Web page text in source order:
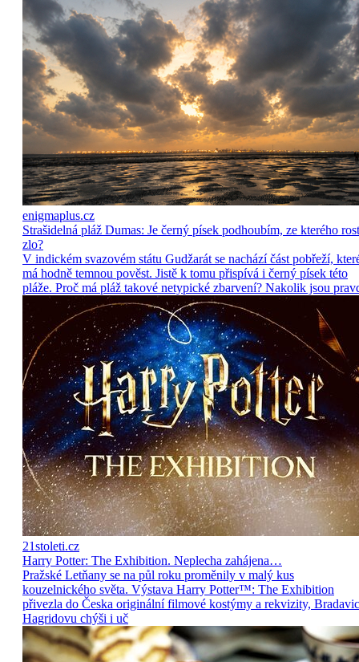
enigmaplus.cz
Strašidelná pláž Dumas: Je černý písek podhoubím, ze kterého
zlo?
V indickém svazovém státu Gudžarát se nachází část pobřeží,
má hodně temnou pověst. Jistě k tomu přispívá i černý písek této
pláže. Proč má pláž takové netypické zbarvení? Nakolik jsou
21stoleti.cz
Harry Potter: The Exhibition. Neplecha zahájena…
Pražské Letňany se na půl roku proměnily v malý kus
kouzelnického světa. Výstava Harry Potter™: The Exhibition
přivezla do Česka originální filmové kostýmy a rekvizity,
Hagridovu chýši i uč